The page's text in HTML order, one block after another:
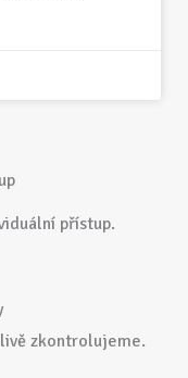
přístup.
zkontrolujeme.